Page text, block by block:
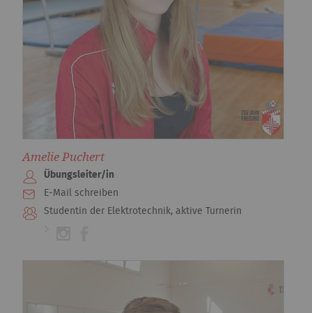
Amelie Puchert
Übungsleiter/in
E-Mail schreiben
Studentin der Elektrotechnik, aktive Turnerin